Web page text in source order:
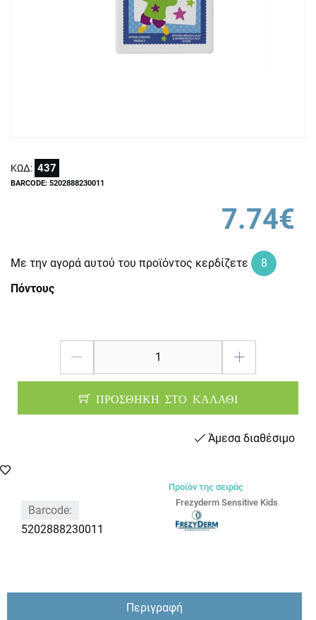
ΚΩΔ: 437
BARCODE: 5202888230011
7.74€
Με την αγορά αυτού του προϊόντος κερδίζετε
8
Πόντους
ΠΡΟΣΘΗΚΗ ΣΤΟ ΚΑΛΑΘΙ
Άμεσα διαθέσιμο
Barcode:
5202888230011
Προϊόν της σειράς
Frezyderm Sensitive Kids
Περιγραφή